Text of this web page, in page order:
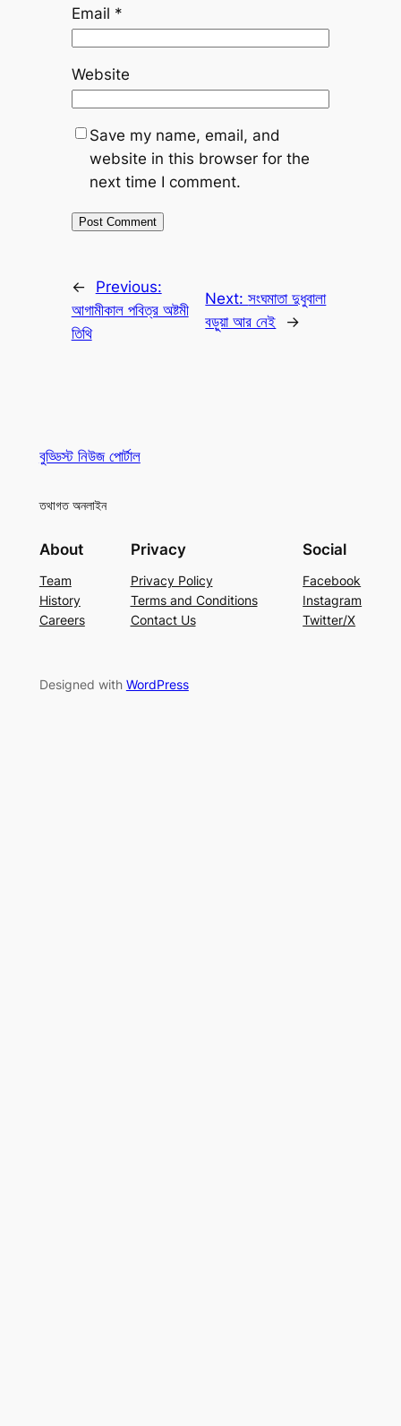
Email *
Website
Save my name, email, and
website in this browser for the
next time I comment.
←
Previous:
আগামীকাল পবিত্র অষ্টমী
তিথি
Next:সংঘমাতা দুধুবালা
বড়ুয়া আর নেই
→
বুড্ডিস্ট নিউজ পোর্টাল
তথাগত অনলাইন
About
Team
History
Careers
Privacy
Privacy Policy
Terms and Conditions
Contact Us
Social
Facebook
Instagram
Twitter/X
Designed with WordPress